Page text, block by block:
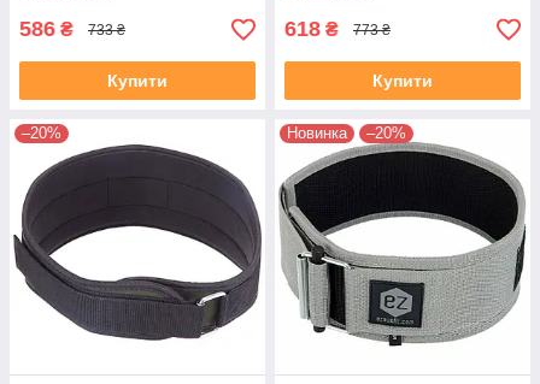
586 ₴ 733 ₴
Купити
618 ₴ 773 ₴
Купити
–20% Новинка –20%